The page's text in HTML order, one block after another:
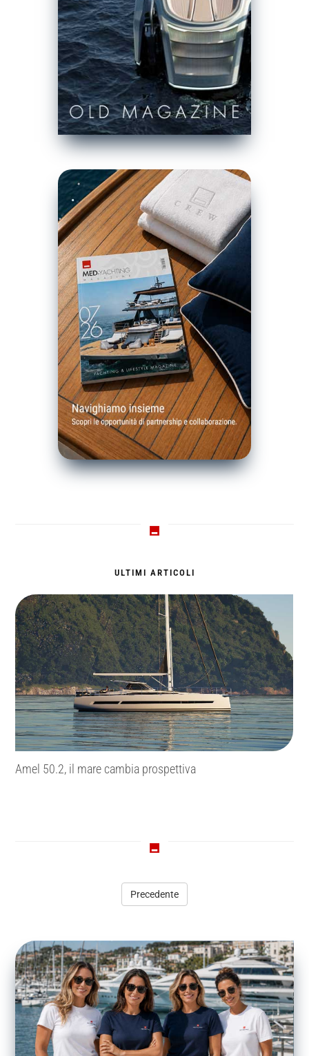
ULTIMI ARTICOLI
Amel 50.2, il mare cambia prospettiva
Precedente